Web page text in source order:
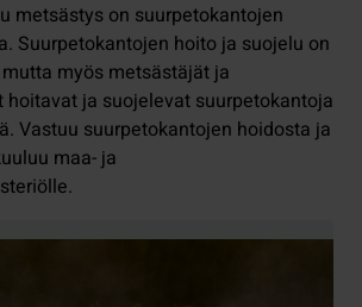
metsästys on suurpetokantojen
Suurpetokantojen hoito ja suojelu on
myös metsästäjät ja
ja suojelevat suurpetokantoja
Vastuu suurpetokantojen hoidosta ja
maa- ja